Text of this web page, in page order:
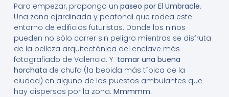
Para empezar, propongo un paseo por El Umbracle.
Una zona ajardinada y peatonal que rodea este
entorno de edificios futuristas. Donde los niños
pueden no sólo correr sin peligro mientras se disfruta
de la belleza arquitectónica del enclave más
fotografiado de Valencia. Y tomar una buena
horchata de chufa (la bebida más típica de la
ciudad) en alguno de los puestos ambulantes que
hay dispersos por la zona. Mmmmm.